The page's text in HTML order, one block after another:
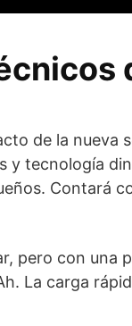
de la nueva
y tecnología
Contará
pero con una
La carga